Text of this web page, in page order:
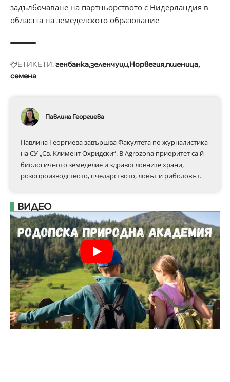
задълбочаване на партньорството с Нидерландия в
областта на земеделското образование
ЕТИКЕТИ:генбанказеленчуци Норвегия пшеница
семена
Павлина Георгиева
Павлина Георгиева завършва Факултета по журналистика
на СУ „Св. Климент Охридски“. В Аgrozona приоритет са й
биологичното земеделие и здравословните храни,
розопроизводството, пчеларството, ловът и риболовът.
ВИДЕО